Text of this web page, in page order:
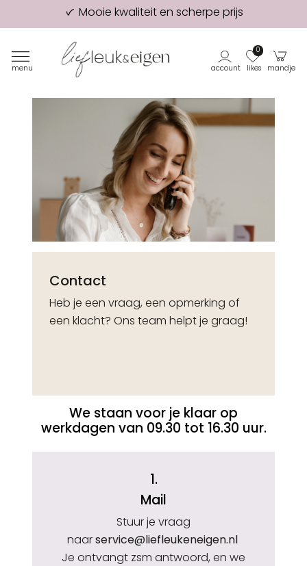
98% van onze klanten beveelt ons aan!
Eerste proefdruk GRATIS
menu account likes
0
mandje
Contact
Heb je een vraag, een opmerking of
een klacht? Ons team helpt je graag!
We staan voor je klaar op
werkdagen van 09.30 tot 16.30 uur.
1.
Mail
Stuur je vraag
naarservice@liefleukeneigen.nl
Je ontvangt zsm antwoord, en we